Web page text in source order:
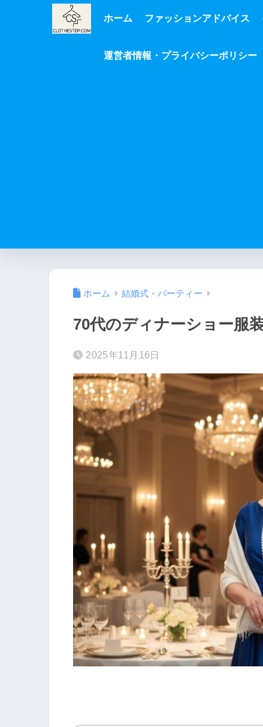
ホーム ファッションアドバイス
運営者情報・プライバシーポリシー
ホーム 結婚式・パーティー
70代のディナーショー服
2025年11月16日